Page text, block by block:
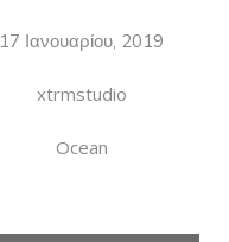
17 Ιανουαρίου, 2019
xtrmstudio
Ocean